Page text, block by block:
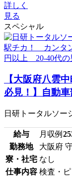
詳しく
見る
スペシャル
【大阪府八雲
必見！】自動
日研トータルソ
給与 月収例
勤務地
大阪府
寮・社宅 なし
仕事内容 検査・